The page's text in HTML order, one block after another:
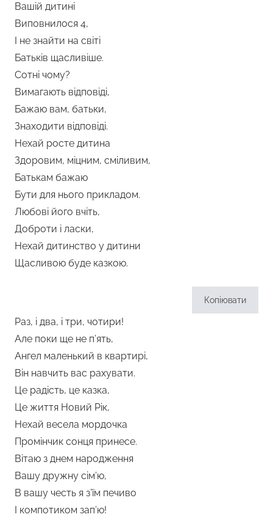
Вашій дитині
Виповнилося 4,
І не знайти на світі
Батьків щасливіше.
Сотні чому?
Вимагають відповіді,
Бажаю вам, батьки,
Знаходити відповіді.
Нехай росте дитина
Здоровим, міцним, сміливим,
Батькам бажаю
Бути для нього прикладом.
Любові його вчіть,
Доброти і ласки,
Нехай дитинство у дитини
Щасливою буде казкою.
Копіювати
Раз, і два, і три, чотири!
Але поки ще не п’ять,
Ангел маленький в квартирі,
Він навчить вас рахувати.
Це радість, це казка,
Це життя Новий Рік,
Нехай весела мордочка
Промінчик сонця принесе.
Вітаю з днем народження
Вашу дружну сім’ю,
В вашу честь я з’їм печиво
І компотиком зап’ю!